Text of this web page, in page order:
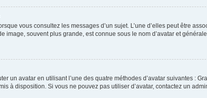
vous consultez les messages d’un sujet. L’une d’elles peut être
souvent plus grande, est connue sous le nom d’avatar et
un avatar en utilisant l’une des quatre méthodes d’avatar suivantes :
à disposition. Si vous ne pouvez pas utiliser d’avatar, contactez un